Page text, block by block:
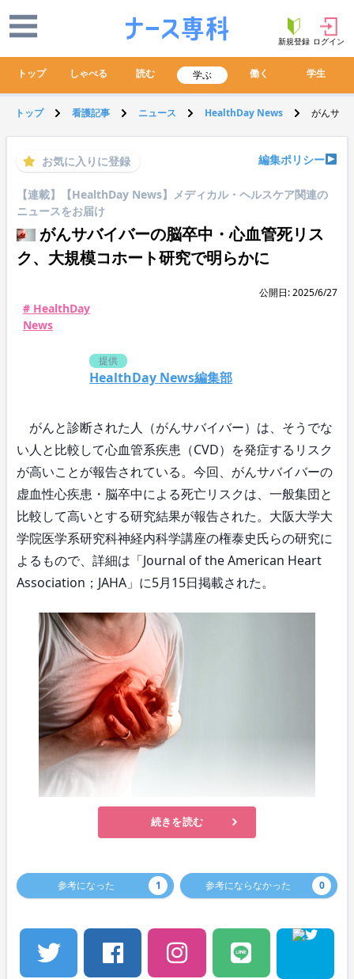
新規登録 ログイン
トップ しゃべる 読む 学ぶ 働く 学生
トップ 看護記事 ニュース HealthDay News がんサバ
お気に入りに登録 編集ポリシー
【連載】【HealthDay News】メディカル・ヘルスケア関連の
ニュースをお届け
がんサバイバーの脳卒中・心血管死リス
ク、大規模コホート研究で明らかに
公開日: 2025/6/27
# HealthDay
News
提供
HealthDay News編集部
がんと診断された人（がんサバイバー）は、そうでな
い人と比較して心血管系疾患（CVD）を発症するリスク
が高いことが報告されている。今回、がんサバイバーの
虚血性心疾患・脳卒中による死亡リスクは、一般集団と
比較して高いとする研究結果が報告された。大阪大学大
学院医学系研究科神経内科学講座の権泰史氏らの研究に
よるもので、詳細は「Journal of the American Heart
Association；JAHA」に5月15日掲載された。
続きを読む
参考になった 1 参考にならなかった 0